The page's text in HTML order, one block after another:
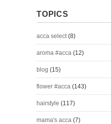
TOPICS
acca select(8)
aroma #acca (12)
blog (15)
flower #acca (143)
hairstyle (117)
mama's acca (7)